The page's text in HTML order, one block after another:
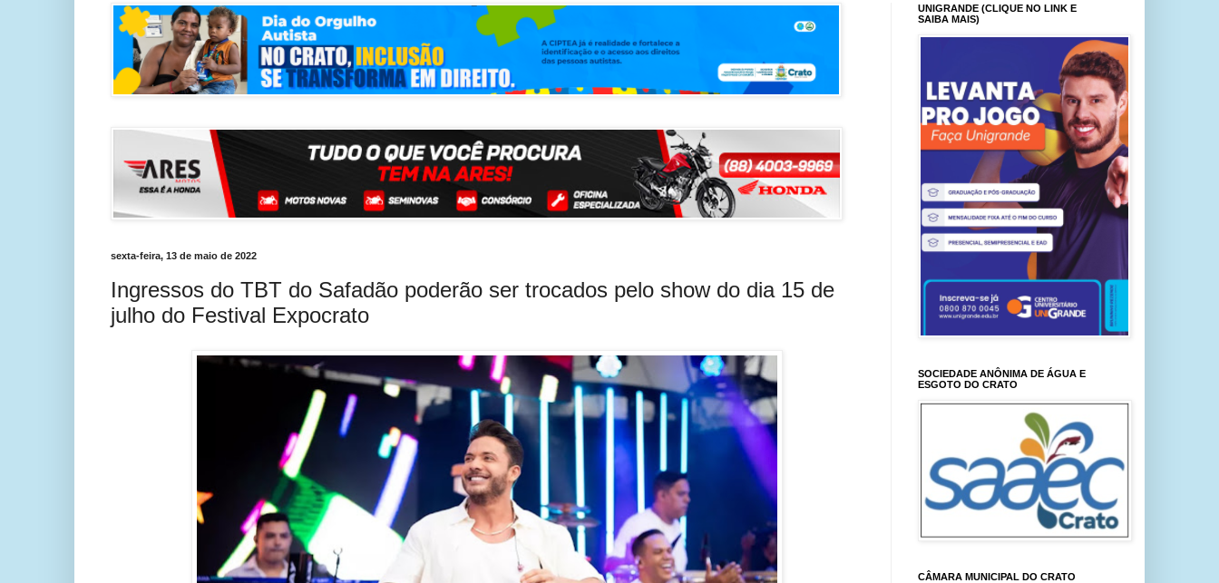
sexta-feira, 13 de maio de 2022
Ingressos do TBT do Safadão poderão ser trocados pelo show do dia 15 de
julho do Festival Expocrato
UNIGRANDE (CLIQUE NO LINK E
SAIBA MAIS)
SOCIEDADE ANÔNIMA DE ÁGUA E
ESGOTO DO CRATO
CÂMARA MUNICIPAL DO CRATO